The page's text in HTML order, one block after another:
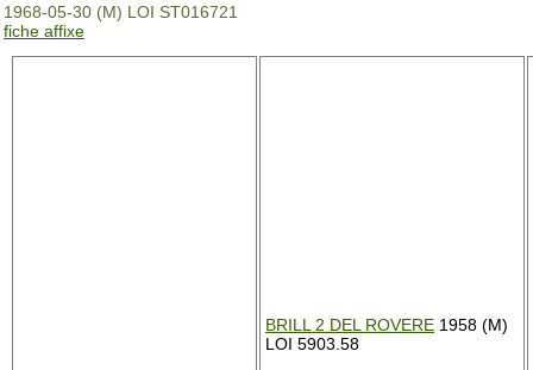
1968-05-30 (M) LOI ST016721
fiche affixe
BRILL 2 DEL ROVERE 1958 (M)
LOI 5903.58